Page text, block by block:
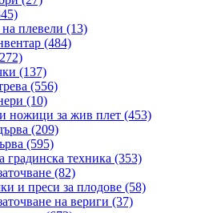
плевели (13)
(484)
(137)
(556)
(10)
ножици за жив плет (453)
(209)
(595)
градинска техника (353)
(82)
и преси за плодове (58)
на вериги (37)